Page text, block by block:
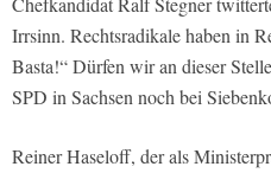
Irrsinn. Rechtsradikale haben in
Basta!“ Dürfen wir an dieser
SPD in Sachsen noch bei
Reiner Haseloff, der als